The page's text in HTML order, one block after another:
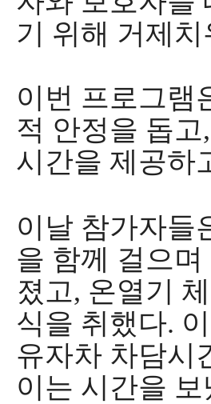
기 위해 거제
이번 프로그램
적 안정을 돕고,
시간을 제공하
이날 참가자들
을 함께 걸으
졌고, 온열기
식을 취했다.
유자차 차담시
이는 시간을 보